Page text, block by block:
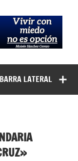
Medios
La
Unión…
BARRA LATERAL